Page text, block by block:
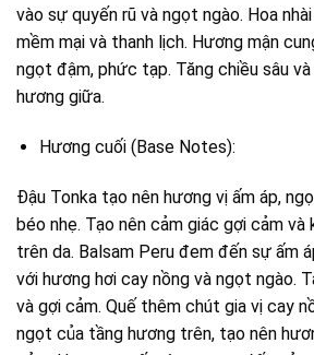
vào sự quyến rũ và ngọt ngào. Hoa
mềm mại và thanh lịch. Hương mận
ngọt đậm, phức tạp. Tăng chiều sâu
hương giữa.
Hương cuối (Base Notes):
Đậu Tonka tạo nên hương vị ấm áp,
béo nhẹ. Tạo nên cảm giác gợi cảm
trên da. Balsam Peru đem đến sự ấm
với hương hơi cay nồng và ngọt ngào.
và gợi cảm. Quế thêm chút gia vị cay
ngọt của tầng hương trên, tạo nên